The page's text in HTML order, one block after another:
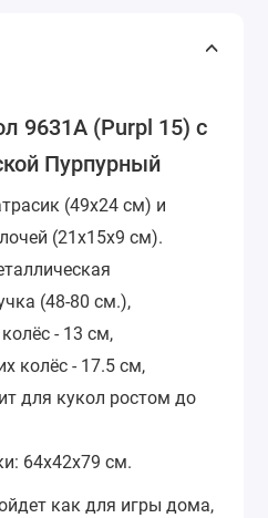
9631A (Purpl 15) с
Пурпурный
(49х24 см) и
(21х15х9 см).
(48-80 см.),
- 13 см,
колёс - 17.5 см,
для кукол ростом до
64х42х79 см.
как для игры дома,